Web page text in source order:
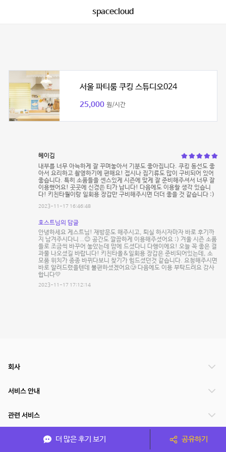
spacecloud
서울 파티룸 쿠킹 스튜디오024
25,000 원/시간
헤이김
내부를 너무 아늑하게 잘 꾸며놓아서 기분도 좋아집니다. 쿠킹 동선도 좋
아서 요리하고 촬영하기에 편해요! 접시나 집기류도 많이 구비되어 있어
좋습니다. 특히 소품들을 센스있게 시즌에 맞게 잘 준비해주셔서 너무 잘
이용했어요! 곳곳에 신경쓴 티가 납니다! 다음에도 이용할 생각 있습니
다! 키친타월이랑 일회용 장갑만 구비해주시면 더더 좋을 것 같습니다 :)
2023-11-17 16:46:48
호스트님의 답글
안녕하세요 게스트님! 재방문도 해주시고, 퇴실 하시자마자 바로 후기까
지 남겨주시다니 ..😊 공간도 깔끔하게 이용해주셨어요 :) 겨울 시즌 소품
들로 조금씩 바꾸어 놓았는데 맘에 드셨다니 다행이에요! 오늘 꼭 좋은 결
과물 나오셨길 바랍니다! 키친타올&일회용 장갑은 준비되어있는데, 소
모품 위치가 종종 바뀌다보니 찾기가 힘드셨던것 같습니다. 요청해주시면
바로 알려드렸을텐데 불편하셨겠어요🥲 다음에도 이용 부탁드려요 감사
합니다💛
2023-11-17 17:12:14
더 많은 후기 보기 공유하기
회사
서비스 안내
관련 서비스